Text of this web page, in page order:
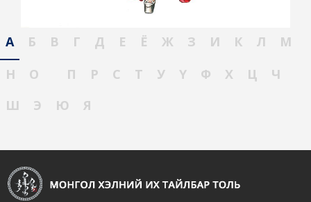
А Б В Г Д Е Ё Ж З И К Л
М
Н
О П Р С Т У Ү Ф Х Ц
Ч
Ш
Э Ю Я